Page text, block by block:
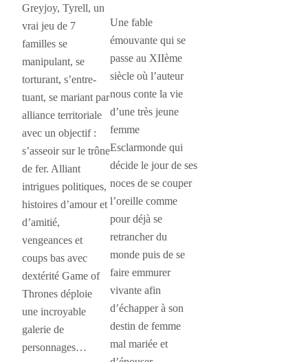
Greyjoy, Tyrell, un
vrai jeu de 7
familles se
manipulant, se
torturant, s’entre-
tuant, se mariant par
alliance territoriale
avec un objectif :
s’asseoir sur le trône
de fer. Alliant
intrigues politiques,
histoires d’amour et
d’amitié,
vengeances et
coups bas avec
dextérité Game of
Thrones déploie
une incroyable
galerie de
personnages…
Une fable
émouvante qui se
passe au XIIème
siècle où l’auteur
nous conte la vie
d’une très jeune
femme
Esclarmonde qui
décide le jour de ses
noces de se couper
l’oreille comme
pour déjà se
retrancher du
monde puis de se
faire emmurer
vivante afin
d’échapper à son
destin de femme
mal mariée et